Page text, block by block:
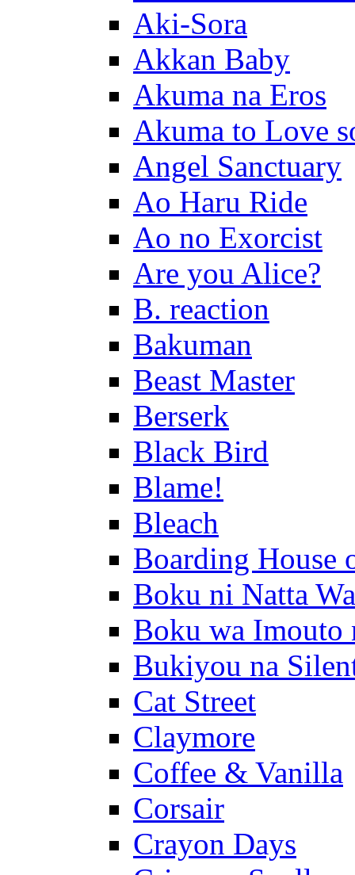
Aki-Sora
Akkan Baby
Akuma na Eros
Akuma to Love
Angel Sanctuary
Ao Haru Ride
Ao no Exorcist
Are you Alice?
B. reaction
Bakuman
Beast Master
Berserk
Black Bird
Blame!
Bleach
Boarding House
Boku ni Natta
Boku wa
Bukiyou na
Cat Street
Claymore
Coffee & Vanilla
Corsair
Crayon Days